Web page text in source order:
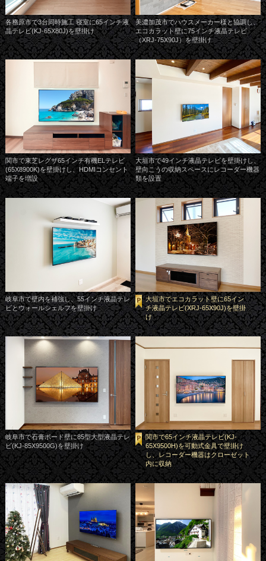
各務原市で3台同時施工 寝室に65インチ液
晶テレビ(KJ-65X80J)を壁掛け
美濃加茂市でハウスメーカー様と協調し、
エコカラット壁に75インチ液晶テレビ
（XRJ-75X90J）を壁掛け
関市で東芝レグザ65インチ有機ELテレビ
(65X8900K)を壁掛けし、HDMIコンセント
端子を増設
大垣市で49インチ液晶テレビを壁掛けし、
壁向こうの収納スペースにレコーダー機器
類を設置
岐阜市で壁内を補強し、55インチ液晶テレ
ビとウォールシェルフを壁掛け
大垣市でエコカラット壁に65イン
チ液晶テレビ(XRJ-65X90J)を壁掛
け
岐阜市で石膏ボード壁に85型大型液晶テレ
ビ(KJ-85X9500G)を壁掛け
関市で65インチ液晶テレビ(KJ-
65X9500H)を可動式金具で壁掛け
し、レコーダー機器はクローゼット
内に収納